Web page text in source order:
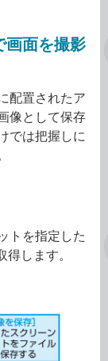
画面を撮影
配置されたア
像として保存
では把握しに
トを指定した
します。